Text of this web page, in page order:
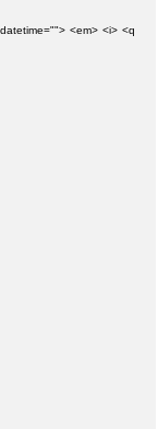
<em> <i> <q